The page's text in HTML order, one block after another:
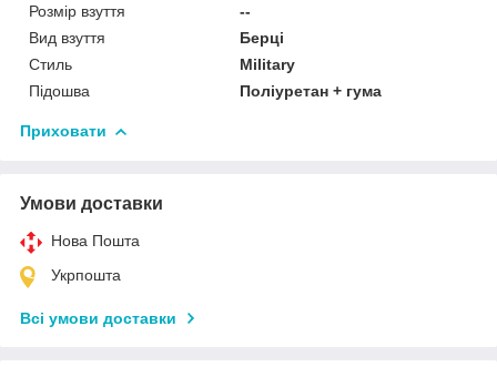
Розмір взуття
--
Вид взуття
Берці
Стиль
Military
Підошва
Поліуретан + гума
Приховати
Умови доставки
Нова Пошта
Укрпошта
Всі умови доставки